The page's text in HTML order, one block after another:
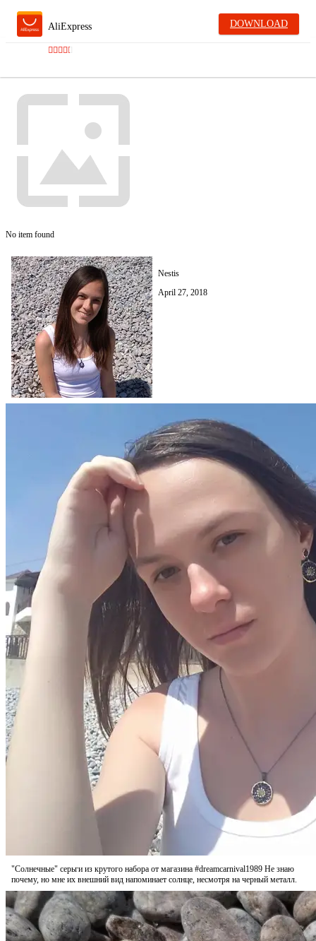
AliExpress DOWNLOAD
No item found
Nestis
April 27, 2018
"Солнечные" серьги из крутого набора от магазина #dreamcarnival1989 Не знаю
почему, но мне их внешний вид напоминает солнце, несмотря на черный металл.